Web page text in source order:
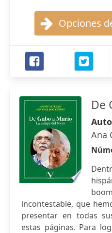
Opciones
De
Ana
incontestable, que
presentar en todas
estas páginas. Para